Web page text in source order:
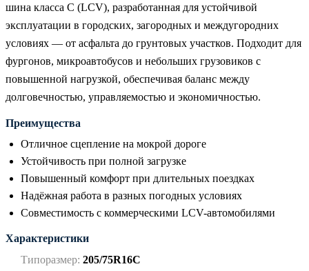
шина класса C (LCV), разработанная для устойчивой
эксплуатации в городских, загородных и междугородних
условиях — от асфальта до грунтовых участков. Подходит для
фургонов, микроавтобусов и небольших грузовиков с
повышенной нагрузкой, обеспечивая баланс между
долговечностью, управляемостью и экономичностью.
Преимущества
Отличное сцепление на мокрой дороге
Устойчивость при полной загрузке
Повышенный комфорт при длительных поездках
Надёжная работа в разных погодных условиях
Совместимость с коммерческими LCV-автомобилями
Характеристики
Типоразмер: 205/75R16C